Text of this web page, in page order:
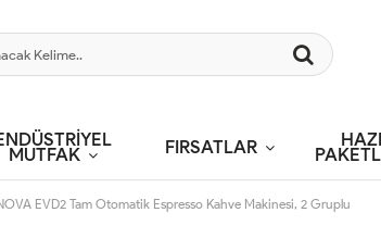
MUTFAK FIRSATLAR
EVD2 Tam Otomatik Espresso Kahve Makinesi, 2 Gruplu